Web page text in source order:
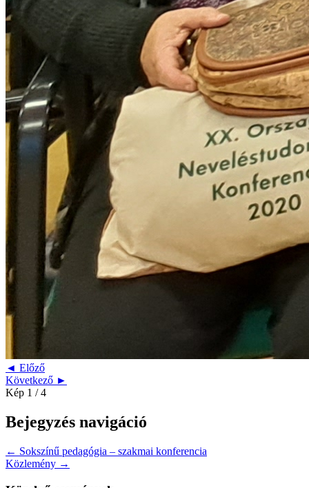
◄ Előző
Következő ►
Kép 1 / 4
Bejegyzés navigáció
← Sokszínű pedagógia – szakmai konferencia
Közlemény →